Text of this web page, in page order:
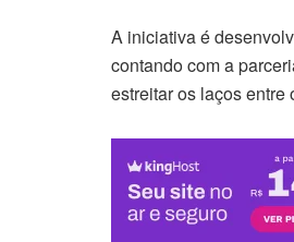
A iniciativa é
contando com a
estreitar os laços